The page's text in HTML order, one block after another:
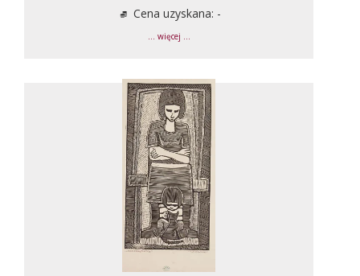
Cena uzyskana: -
... więcej ...